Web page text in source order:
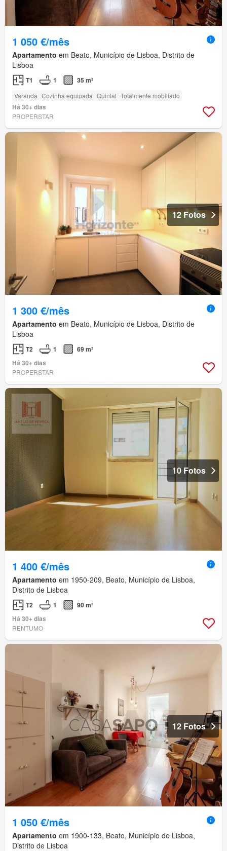
1 050 €/mês
Apartamento em Beato, Município de Lisboa, Distrito de
Lisboa
T1 1 35 m²
Varanda Cozinha equipada Quintal Totalmente mobiliado
Há 30+ dias
PROPERSTAR
12 Fotos
1 300 €/mês
Apartamento em Beato, Município de Lisboa, Distrito de
Lisboa
T2 1
69 m²
Há 30+ dias
PROPERSTAR
10 Fotos
1 400 €/mês
Apartamento em 1950-209, Beato, Município de Lisboa,
Distrito de Lisboa
T2 1
90 m²
Há 30+ dias
RENTUMO
12 Fotos
1 050 €/mês
Apartamento em 1900-133, Beato, Município de Lisboa,
Distrito de Lisboa